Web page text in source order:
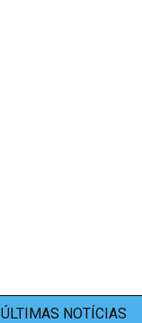
ÚLTIMAS NOTÍCIAS